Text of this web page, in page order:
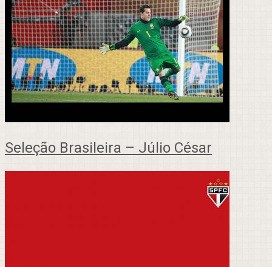
Seleção Brasileira – Júlio César